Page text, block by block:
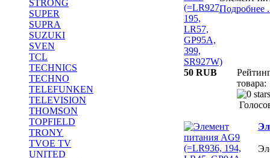
STRONG
SUPER
SUPRA
SUZUKI
SVEN
TCL
TECHNICS
TECHNO
TELEFUNKEN
TELEVISION
THOMSON
TOPFIELD
TRONY
TVOE TV
UNITED
Подробнее
50 RUB
товара: